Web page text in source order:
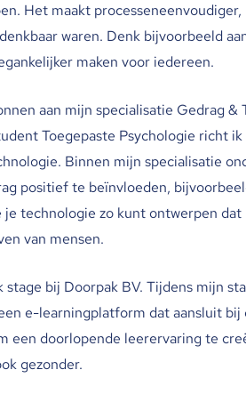
Het maakt
waren. Denk bijvoorbeeld
maken voor iedereen.
aan mijn specialisatie Gedrag &
Toegepaste Psychologie richt
Binnen mijn specialisatie
positief te beïnvloeden,
je technologie zo kunt ontwerpen
van mensen.
bij Doorpak BV. Tijdens mijn
e-learningplatform dat aansluit bij
een doorlopende leerervaring te
gezonder.